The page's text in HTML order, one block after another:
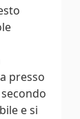
presso
e si